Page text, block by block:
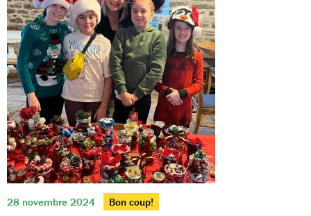
28 novembre 2024 Bon coup!